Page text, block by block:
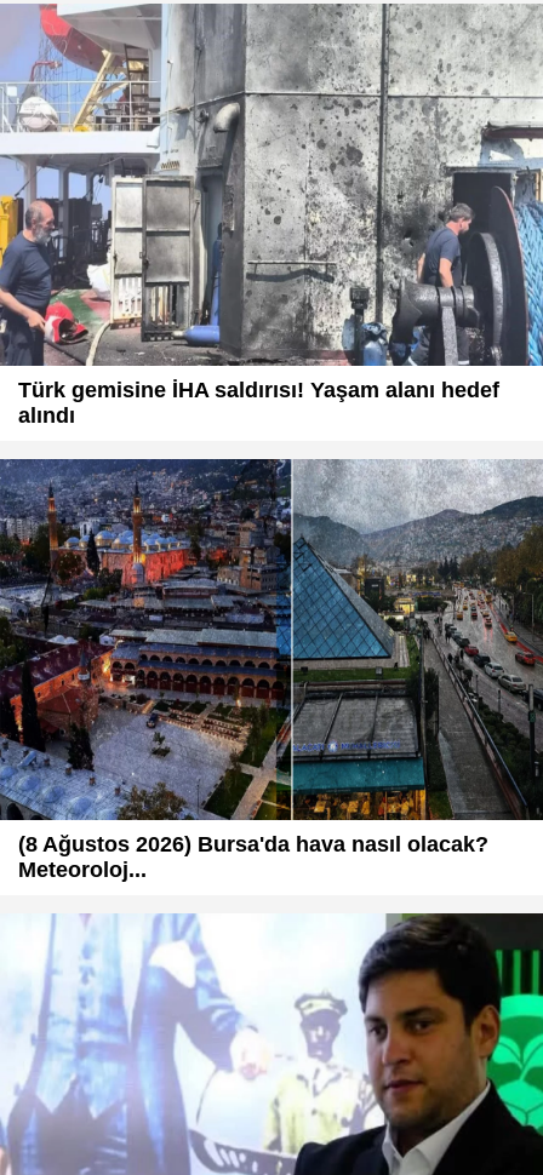
Türk gemisine İHA saldırısı! Yaşam alanı hedef
alındı
(8 Ağustos 2026) Bursa'da hava nasıl olacak?
Meteoroloj...